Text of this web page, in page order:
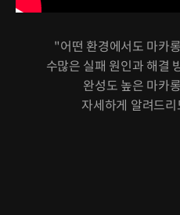
"어떤 환경에서도 마카
수많은 실패 원인과 해결
완성도 높은 마카
자세하게 알려드